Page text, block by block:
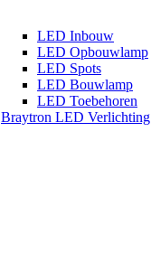
LED Inbouw
LED Opbouwlamp
LED Spots
LED Bouwlamp
LED Toebehoren
Braytron LED Verlichting